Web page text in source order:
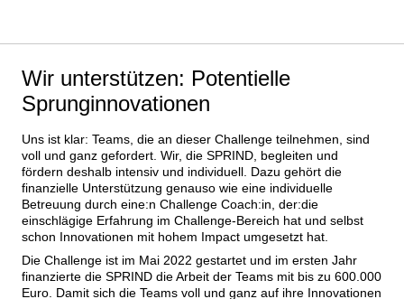
Wir unterstützen: Potentielle
Sprunginnovationen
Uns ist klar: Teams, die an dieser Challenge teilnehmen, sind
voll und ganz gefordert. Wir, die SPRIND, begleiten und
fördern deshalb intensiv und individuell. Dazu gehört die
finanzielle Unterstützung genauso wie eine individuelle
Betreuung durch eine:n Challenge Coach:in, der:die
einschlägige Erfahrung im Challenge-Bereich hat und selbst
schon Innovationen mit hohem Impact umgesetzt hat.
Die Challenge ist im Mai 2022 gestartet und im ersten Jahr
finanzierte die SPRIND die Arbeit der Teams mit bis zu 600.000
Euro. Damit sich die Teams voll und ganz auf ihre Innovationen